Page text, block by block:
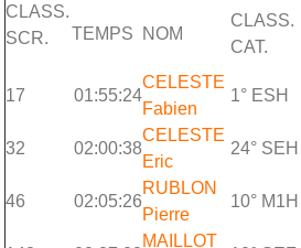
CLASS.
SCR.
TEMPS NOM
CLASS.
CAT.
17 01:55:24
CELESTE
Fabien
1° ESH
32 02:00:38
CELESTE
Eric
24° SEH
46 02:05:26
RUBLON
Pierre
10° M1H
MAILLOT